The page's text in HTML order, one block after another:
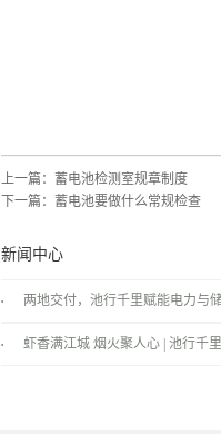
上一篇： 蓄电池检测室规章制度
下一篇： 蓄电池要做什么常规检查
新闻中心
两地交付，池行千里赋能电力与
景！
虾香满江城 烟火聚人心 | 池行千